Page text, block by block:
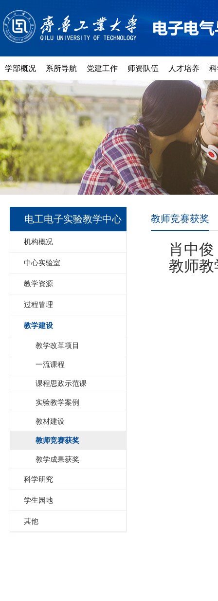
学部概况 系所导航 党建工作 师资队伍 人才培养
电工电子实验教学中心
机构概况
中心实验室
教学资源
过程管理
教学建设
教学改革项目
一流课程
课程思政示范课
实验教学案例
教材建设
教师竞赛获奖
教学成果获奖
科学研究
学生园地
其他
教师竞赛获奖
肖中
教师